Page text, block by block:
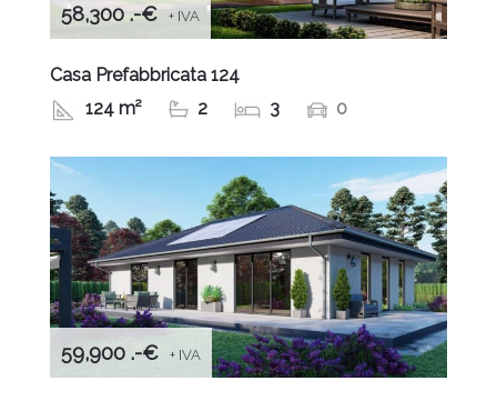
58,300 .-€ + IVA
Casa Prefabbricata 124
124 m²
2 3 0
59,900 .-€ + IVA